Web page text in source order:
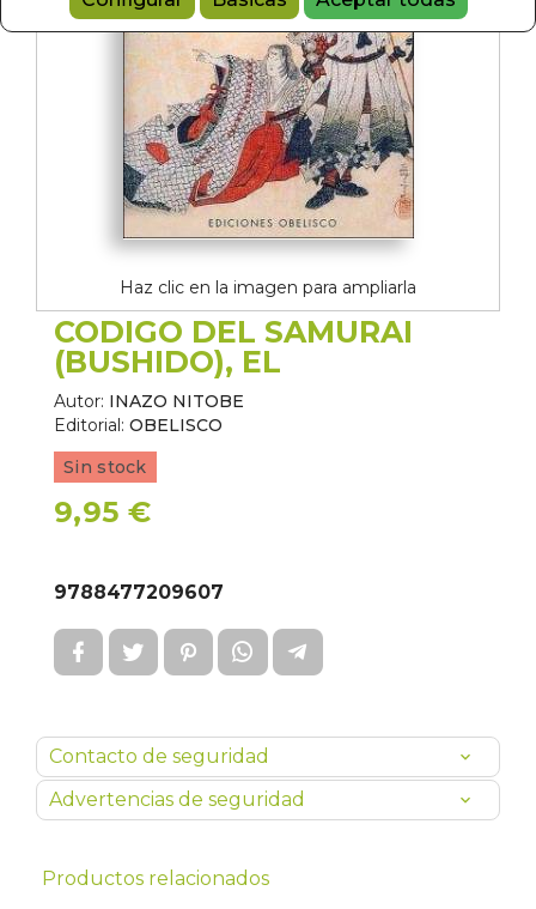
Haz clic en la imagen para ampliarla
CODIGO DEL SAMURAI
(BUSHIDO), EL
Autor: INAZO NITOBE
Editorial: OBELISCO
Sin stock
9,95 €
9788477209607
Contacto de seguridad
Advertencias de seguridad
Productos relacionados